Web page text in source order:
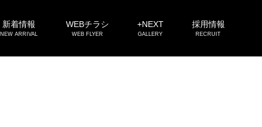
新着情報
NEW ARRIVAL
WEBチラシ
WEB FLYER
+NEXT
GALLERY
採用情報
RECRUIT